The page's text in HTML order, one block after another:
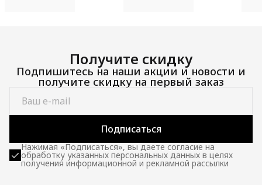
Получите скидку
Подпишитесь на наши акции и новости и
получите скидку на первый заказ
Подписаться
Нажимая «Подписаться», вы даете согласие на
обработку указанных персональных данных в целях
получения информационной и рекламной рассылки